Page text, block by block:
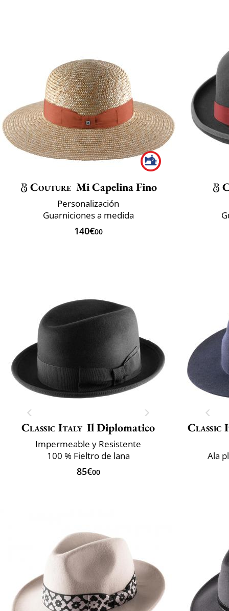
Couture Mi Capelina Fino
Personalización
Guarniciones a medida
140€00
Classic Italy Il Diplomatico
Impermeable y Resistente
100 % Fieltro de lana
85€00
Classic
Ala